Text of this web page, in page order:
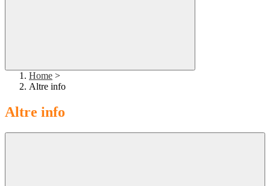
Home >
Altre info
Altre info